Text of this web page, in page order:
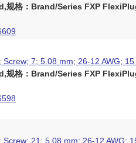
规格：Brand/Series FXP
Screw; 7; 5.08 mm; 26-12 AWG; 15
规格：Brand/Series FXP
Screw; 21; 5.08 mm; 26-12 AWG;